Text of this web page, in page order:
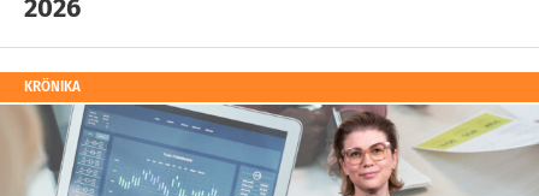
2026
KRÖNIKA